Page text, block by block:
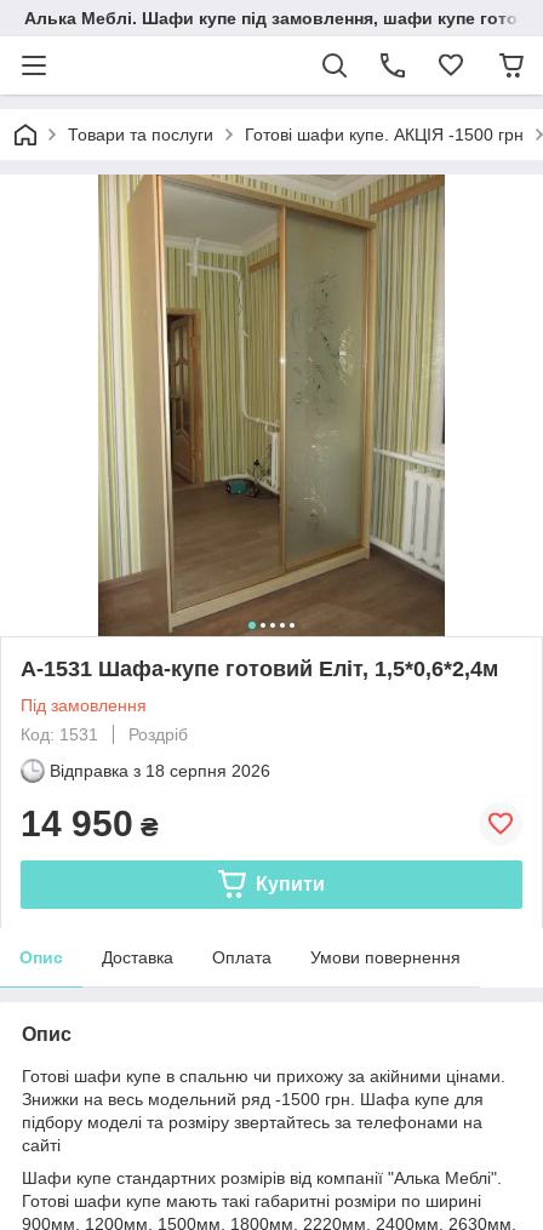
Алька Меблі. Шафи купе під замовлення, шафи купе готові,
Товари та послуги Готові шафи купе. АКЦІЯ -1500 грн
А-1531 Шафа-купе готовий Еліт, 1,5*0,6*2,4м
Під замовлення
Код: 1531
Роздріб
Відправка з 18 серпня 2026
14 950 ₴
Купити
Опис Доставка Оплата Умови повернення
Опис
Готові шафи купе в спальню чи прихожу за акійними цінами.
Знижки на весь модельний ряд -1500 грн. Шафа купе для
підбору моделі та розміру звертайтесь за телефонами на
сайті
Шафи купе стандартних розмірів від компанії "Алька Меблі".
Готові шафи купе мають такі габаритні розміри по ширині
900мм, 1200мм, 1500мм, 1800мм, 2220мм, 2400мм, 2630мм.